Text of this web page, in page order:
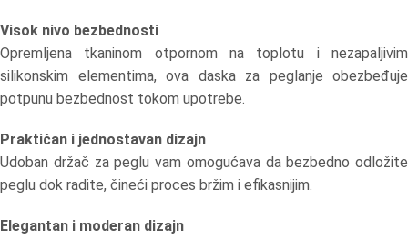
Visok nivo bezbednosti
Opremljena tkaninom otpornom na toplotu i nezapaljivim
silikonskim elementima, ova daska za peglanje obezbeđuje
potpunu bezbednost tokom upotrebe.
Praktičan i jednostavan dizajn
Udoban držač za peglu vam omogućava da bezbedno odložite
peglu dok radite, čineći proces bržim i efikasnijim.
Elegantan i moderan dizajn